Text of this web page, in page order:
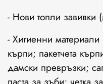
- Нови топли завивки
- Хигиенни
кърпи; пакетчета
дамски превръзки;